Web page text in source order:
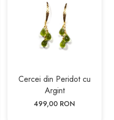
Cercei din Peridot cu
Argint
499,00 RON